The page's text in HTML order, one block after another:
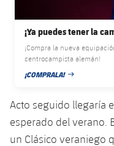
Clasificaciones
Agenda
Actualidad
Jugadores
Resultados
Voleibol
plusicon
más
Noticias
Voleibol
plusicon
más
Apúntate a las
PLUSICON
MÁS
League of
¡Ya puedes tener la
¡Compra la nueva
centrocampista alemán!
¡COMPRALA!
FECHA DE PUBLICACIÓN
Acto seguido llegaría
esperado del verano.
un Clásico veraniego